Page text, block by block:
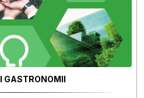
GASTRONOMII